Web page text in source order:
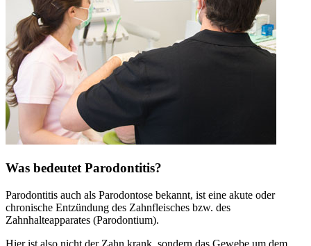
Was bedeutet Parodontitis?
Parodontitis auch als Parodontose bekannt, ist eine akute oder
chronische Entzündung des Zahnfleisches bzw. des
Zahnhalteapparates (Parodontium).
Hier ist also nicht der Zahn krank, sondern das Gewebe um dem